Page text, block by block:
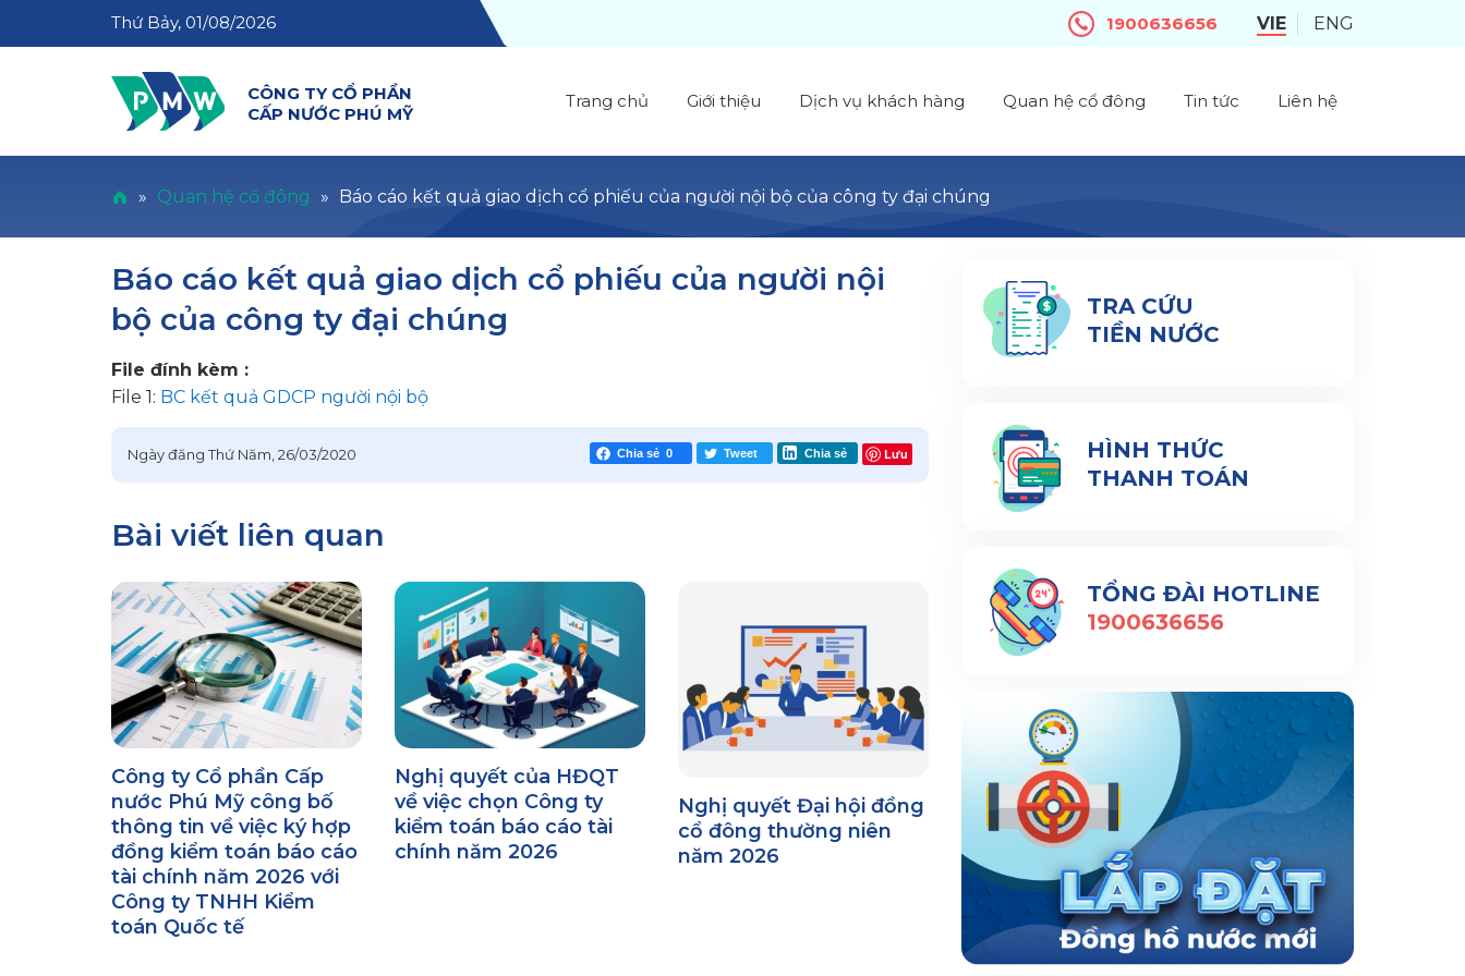
Thứ Bảy, 01/08/2026 1900636656 VIE ENG
CÔNG TY CỔ PHẦN
CẤP NƯỚC PHÚ MỸ
Trang chủ Giới thiệu Dịch vụ khách hàng Quan hệ cổ đông Tin tức Liên hệ
» Quan hệ cổ đông » Báo cáo kết quả giao dịch cổ phiếu của người nội bộ của công ty đại chúng
Báo cáo kết quả giao dịch cổ phiếu của người nội
bộ của công ty đại chúng
File đính kèm :
File 1: BC kết quả GDCP người nội bộ
Ngày đăngThứ Năm, 26/03/2020 Chia sẻ 0 Tweet Chia sẻ Lưu
Bài viết liên quan
Công ty Cổ phần Cấp
nước Phú Mỹ công bố
thông tin về việc ký hợp
đồng kiểm toán báo cáo
tài chính năm 2026 với
Công ty TNHH Kiểm
toán Quốc tế
Nghị quyết của HĐQT
về việc chọn Công ty
kiểm toán báo cáo tài
chính năm 2026
Nghị quyết Đại hội đồng
cổ đông thường niên
năm 2026
TRA CỨU
TIỀN NƯỚC
HÌNH THỨC
THANH TOÁN
TỔNG ĐÀI HOTLINE
1900636656